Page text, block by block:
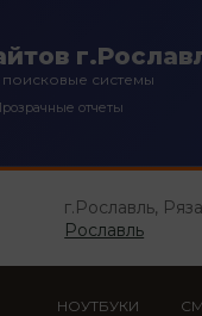
системы
отчеты
г.Рославль,
Рославль
НОУТБУКИ